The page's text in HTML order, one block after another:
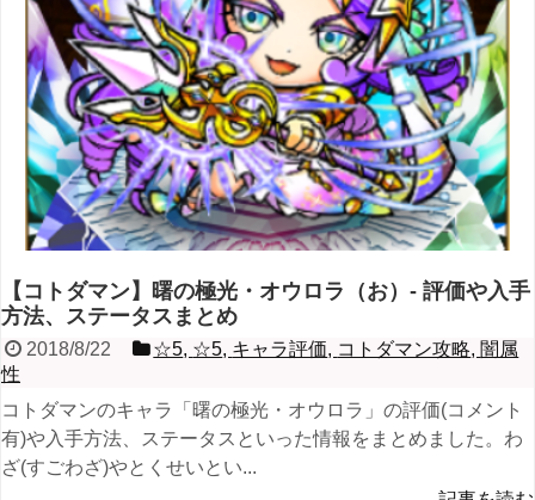
【コトダマン】曙の極光・オウロラ（お）- 評価や入手
方法、ステータスまとめ
2018/8/22 ☆5, ☆5, キャラ評価, コトダマン攻略, 闇属
性
コトダマンのキャラ「曙の極光・オウロラ」の評価(コメント
有)や入手方法、ステータスといった情報をまとめました。わ
ざ(すごわざ)やとくせいとい...